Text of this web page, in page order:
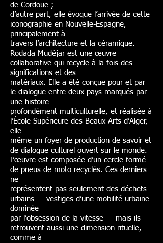
de Cordoue ;
d’autre part, elle évoque l’arrivée de cette
iconographie en Nouvelle-Espagne,
principalement à
travers l’architecture et la céramique.
Rodada Mudéjar est une œuvre
collaborative qui recycle à la fois des
significations et des
matériaux. Elle a été conçue pour et par
le dialogue entre deux pays marqués par
une histoire
profondément multiculturelle, et réalisée à
l’École Supérieure des Beaux-Arts d’Alger,
elle-
même un foyer de production de savoir et
de dialogue culturel ouvert sur le monde.
L’œuvre est composée d’un cercle formé
de pneus de moto recyclés. Ces derniers
ne
représentent pas seulement des déchets
urbains — vestiges d’une mobilité urbaine
dominée
par l’obsession de la vitesse — mais ils
retrouvent aussi une dimension rituelle,
comme à